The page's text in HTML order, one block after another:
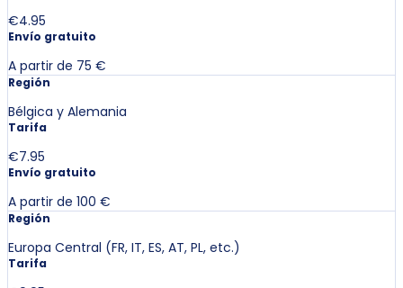
€4.95
Envío gratuito
A partir de 75 €
Región
Bélgica y Alemania
Tarifa
€7.95
Envío gratuito
A partir de 100 €
Región
Europa Central (FR, IT, ES, AT, PL, etc.)
Tarifa